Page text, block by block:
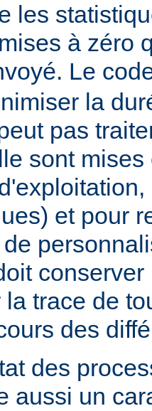
les
à zéro
Le
la
pas
sont
et pour
la trace de
des
des
aussi un